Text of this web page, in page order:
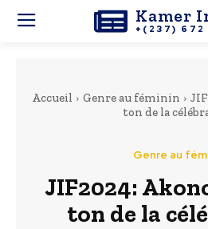
Kamer
+(237) 672
Accueil Genre au féminin
ton de la
Genre au
JIF2024:
ton de la